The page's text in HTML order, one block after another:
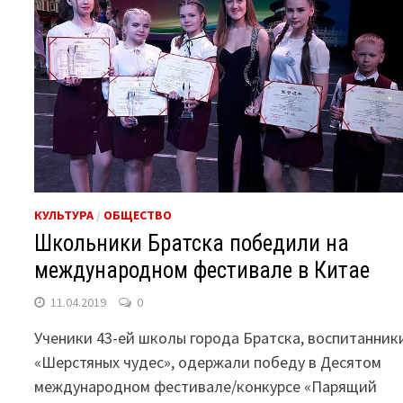
КУЛЬТУРА / ОБЩЕСТВО
Школьники Братска победили на
международном фестивале в Китае
11.04.2019 0
Ученики 43-ей школы города Братска,
«Шерстяных чудес», одержали победу в Десятом
международном фестивале/конкурсе «Парящий